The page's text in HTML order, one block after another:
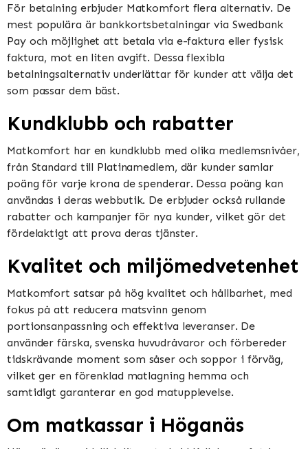
För betalning erbjuder Matkomfort flera alternativ. De
mest populära är bankkortsbetalningar via Swedbank
Pay och möjlighet att betala via e-faktura eller fysisk
faktura, mot en liten avgift. Dessa flexibla
betalningsalternativ underlättar för kunder att välja det
som passar dem bäst​​.
Kundklubb och rabatter
Matkomfort har en kundklubb med olika medlemsnivåer,
från Standard till Platinamedlem, där kunder samlar
poäng för varje krona de spenderar. Dessa poäng kan
användas i deras webbutik. De erbjuder också rullande
rabatter och kampanjer för nya kunder, vilket gör det
fördelaktigt att prova deras tjänster​​.
Kvalitet och miljömedvetenhet
Matkomfort satsar på hög kvalitet och hållbarhet, med
fokus på att reducera matsvinn genom
portionsanpassning och effektiva leveranser. De
använder färska, svenska huvudråvaror och förbereder
tidskrävande moment som såser och soppor i förväg,
vilket ger en förenklad matlagning hemma och
samtidigt garanterar en god matupplevelse​​​​.
Om matkassar i Höganäs